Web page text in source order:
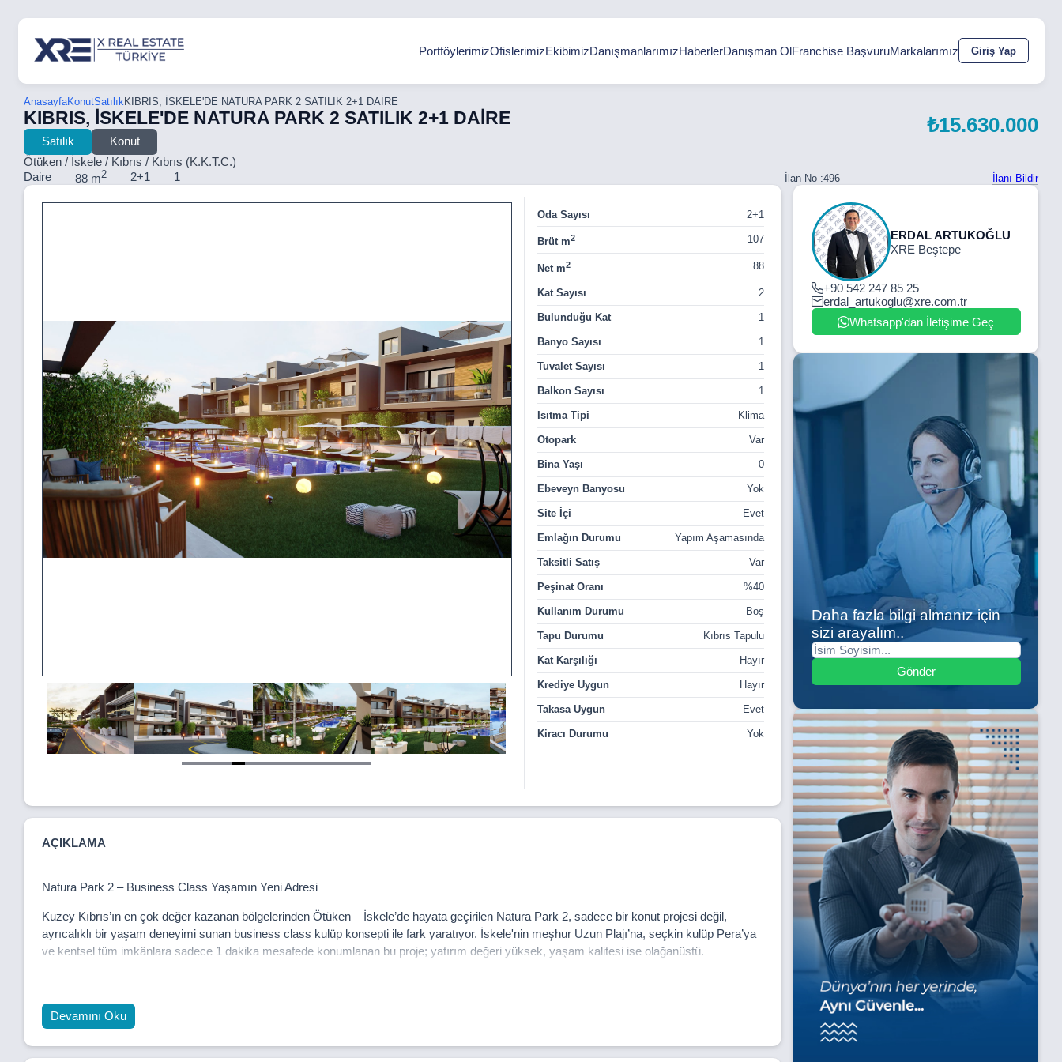
PortföylerimizOfislerimizEkibimizDanışmanlarımızHaberlerDanışman OlFranchise BaşvuruMarkalarımız Giriş Yap
AnasayfaKonutSatılıkKIBRIS, İSKELE'DE NATURA PARK 2 SATILIK 2+1 DAİRE
KIBRIS, İSKELE'DE NATURA PARK 2 SATILIK 2+1 DAİRE
Satılık
Konut
Ötüken / İskele / Kıbrıs / Kıbrıs (K.K.T.C.)
₺15.630.000
Daire 88 m2 2+1 1 İlan No :496 İlanı Bildir
15
Oda Sayısı 2+1
Brüt m2 107
Net m2 88
Kat Sayısı 2
Bulunduğu Kat 1
Banyo Sayısı 1
Tuvalet Sayısı 1
Balkon Sayısı 1
Isıtma Tipi Klima
Otopark Var
Bina Yaşı 0
Ebeveyn Banyosu Yok
Site İçi Evet
Emlağın Durumu Yapım Aşamasında
Taksitli Satış Var
Peşinat Oranı %40
Kullanım Durumu Boş
Tapu Durumu Kıbrıs Tapulu
Kat Karşılığı Hayır
Krediye Uygun Hayır
Takasa Uygun Evet
Kiracı Durumu Yok
AÇIKLAMA
Natura Park 2 – Business Class Yaşamın Yeni Adresi
Kuzey Kıbrıs’ın en çok değer kazanan bölgelerinden Ötüken – İskele’de hayata geçirilen Natura Park 2, sadece bir konut projesi değil,
ayrıcalıklı bir yaşam deneyimi sunan business class kulüp konsepti ile fark yaratıyor. İskele'nin meşhur Uzun Plajı’na, seçkin kulüp Pera’ya
ve kentsel tüm imkânlara sadece 1 dakika mesafede konumlanan bu proje; yatırım değeri yüksek, yaşam kalitesi ise olağanüstü.
🔹 1+1 (55 m² + 35 m² teraslı) daireler,
Devamını Oku
ERDAL ARTUKOĞLU
XRE Beştepe
+90 542 247 85 25
erdal_artukoglu@xre.com.tr
Whatsapp'dan İletişime Geç
Daha fazla bilgi almanız için
sizi arayalım..
Gönder